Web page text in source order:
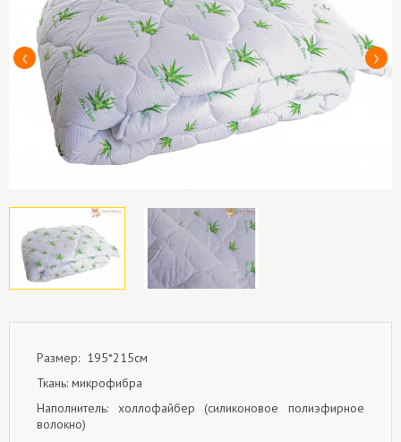
Размер: 195*215см
Ткань: микрофибра
Наполнитель: холлофайбер (силиконовое полиэфирное
волокно)